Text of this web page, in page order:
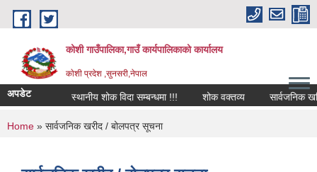
Skip to main content
कोशी गाउँपालिका,गाउँ कार्यपालिकाको कार्यालय
काेशी प्रदेश ,सुनसरी,नेपाल
अपडेट
!!! स्थानीय शोक विदा सम्बन्धमा !!! शोक वक्तव्य सार्वजनिक
You are here
Home » सार्वजनिक खरीद / बोलपत्र सूचना